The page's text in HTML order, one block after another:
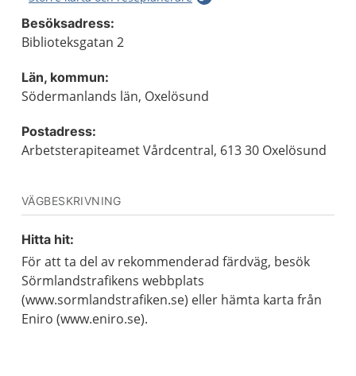
Besöksadress:
Biblioteksgatan 2
Län, kommun:
Södermanlands län, Oxelösund
Postadress:
Arbetsterapiteamet Vårdcentral, 613 30 Oxelösund
VÄGBESKRIVNING
Hitta hit:
För att ta del av rekommenderad färdväg, besök
Sörmlandstrafikens webbplats
(www.sormlandstrafiken.se) eller hämta karta från
Eniro (www.eniro.se).